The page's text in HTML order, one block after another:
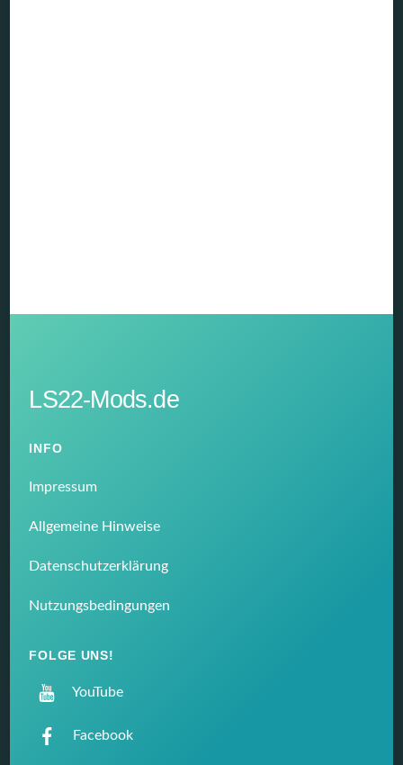
LS22-Mods.de
INFO
Impressum
Allgemeine Hinweise
Datenschutzerklärung
Nutzungsbedingungen
FOLGE UNS!
YouTube
Facebook